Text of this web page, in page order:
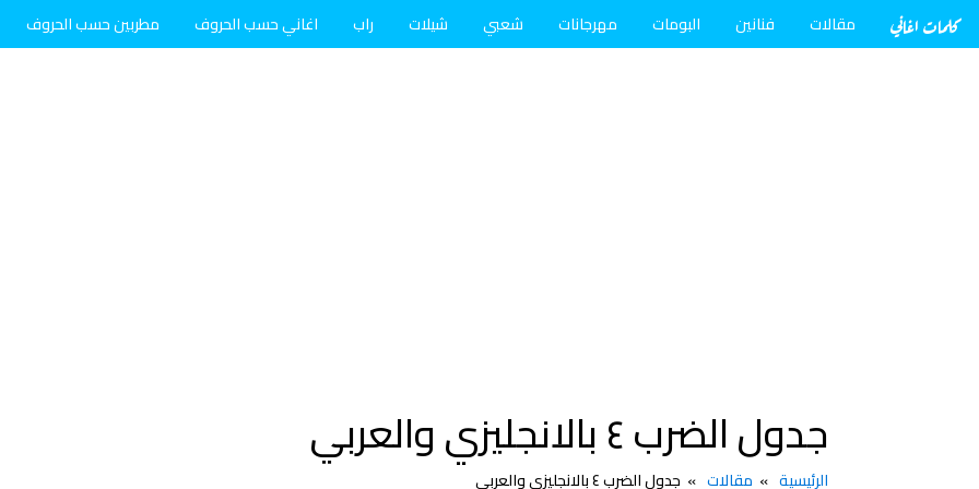
كلمات اغاني مقالات فنانين البومات مهرجانات شعبي شيلات راب اغاني حسب الحروف مطربين حسب الحروف
جدول الضرب ٤ بالانجليزي والعربي
الرئيسية مقالات جدول الضرب ٤ بالانجليزي والعربي